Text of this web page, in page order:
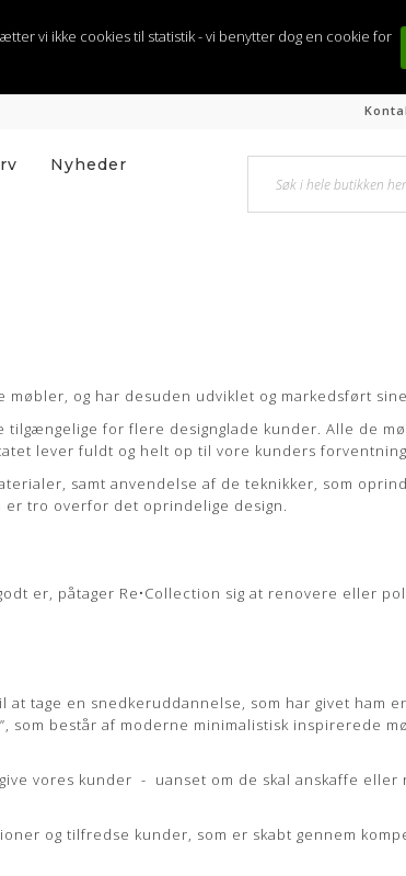
vi ikke cookies til statistik - vi benytter dog en cookie for
Nyheder
og har desuden udviklet og markedsført
for flere designglade kunder. Alle de
lever fuldt og helt op til vore kunders
samt anvendelse af de teknikker, som
tro overfor det oprindelige design.
er, påtager Re•Collection sig at renovere eller
tage en snedkeruddannelse, som har givet ham
består af moderne minimalistisk inspirerede
vores kunder - uanset om de skal anskaffe eller
og tilfredse kunder, som er skabt gennem